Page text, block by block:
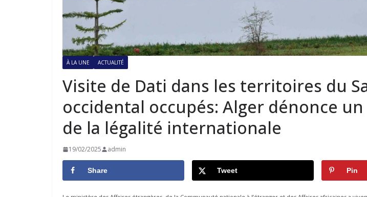
À LA UNE ACTUALITÉ
Visite de Dati dans les territoires du
occidental occupés: Alger dénonce
de la légalité internationale
19/02/2025 admin
Share Tweet Pin